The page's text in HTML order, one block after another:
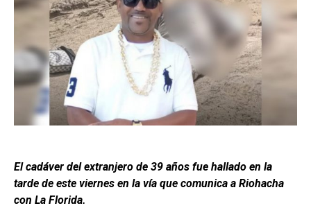
El cadáver del extranjero de 39 años fue hallado en la
tarde de este viernes en la vía que comunica a Riohacha
con La Florida.